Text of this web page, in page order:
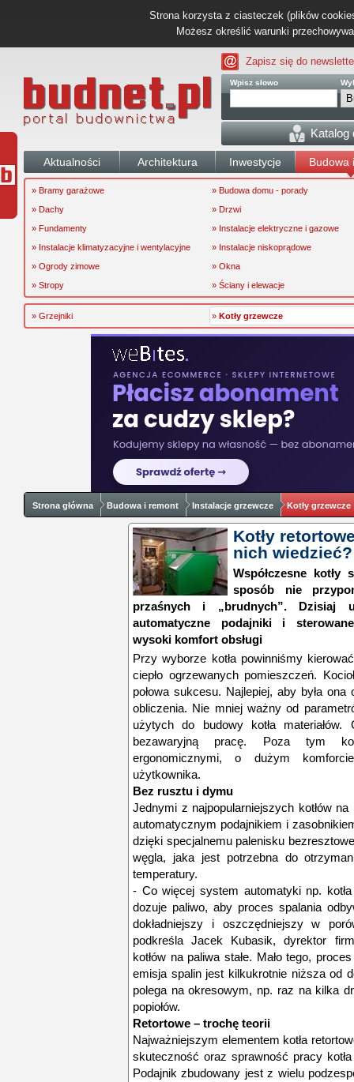
Strona korzysta z ciasteczek (plików
Możesz określić warunki
Zapisz się do
Wpisz słowo
Katalog
Aktualności Architektura Inwestycje Budowa
» Bramy garażowe
» Budowa domu - porady
» Dachy
» Drzwi
» Fundamenty
» Instalacje elektryczne i gazowe
» Instalacje klimatyzacyjne i wentylacyjne
» Instalacje niskoprądowe
» Ogrody zimowe
» Okna
» Stropy
» Ściany i elewacje
» Grzejniki » Kotły grzewcze
Strona główna Budowa i remont Instalacje grzewcze Kotły grzewcze
Kotły
nich wiedzieć?
Współczesne
sposób nie
przaśnych i „brudnych”. Dzisiaj
automatyczne podajniki i
wysoki komfort obsługi
Przy wyborze kotła powinniśmy
ciepło ogrzewanych pomieszczeń.
połowa sukcesu. Najlepiej, aby była
obliczenia. Nie mniej ważny od
użytych do budowy kotła
bezawaryjną pracę. Poza tym
ergonomicznymi, o dużym
użytkownika.
Bez rusztu i dymu
Jednymi z najpopularniejszych kotłów
automatycznym podajnikiem i
dzięki specjalnemu palenisku
węgla, jaka jest potrzebna do
temperatury.
- Co więcej system automatyki np.
dozuje paliwo, aby proces spalania
dokładniejszy i oszczędniejszy w
podkreśla Jacek Kubasik, dyrektor
kotłów na paliwa stałe. Mało tego,
emisja spalin jest kilkukrotnie niższa od
polega na okresowym, np. raz na kilka
popiołów.
Retortowe – trochę teorii
Najważniejszym elementem kotła
skuteczność oraz sprawność pracy
Podajnik zbudowany jest z wielu